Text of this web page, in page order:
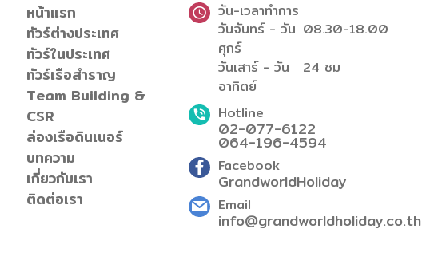
หน้าแรก
ทัวร์ต่างประเทศ
ทัวร์ในประเทศ
ทัวร์เรือสำราญ
Team Building &
CSR
ล่องเรือดินเนอร์
บทความ
เกี่ยวกับเรา
ติดต่อเรา
วัน-เวลาทำการ
วันจันทร์ - วัน
ศุกร์
08.30-18.00
วันเสาร์ - วัน
อาทิตย์
24 ชม
Hotline
02-077-6122
064-196-4594
Facebook
GrandworldHoliday
Email
info@grandworldholiday.co.th